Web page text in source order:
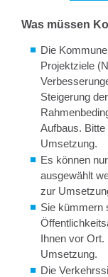
Was müssen
Die
Projektziele
Steigerung
Aufbaus.
Umsetzung.
Es können
ausgewählt
zur
Sie kümmern
Ihnen vor Ort.
Umsetzung.
Die